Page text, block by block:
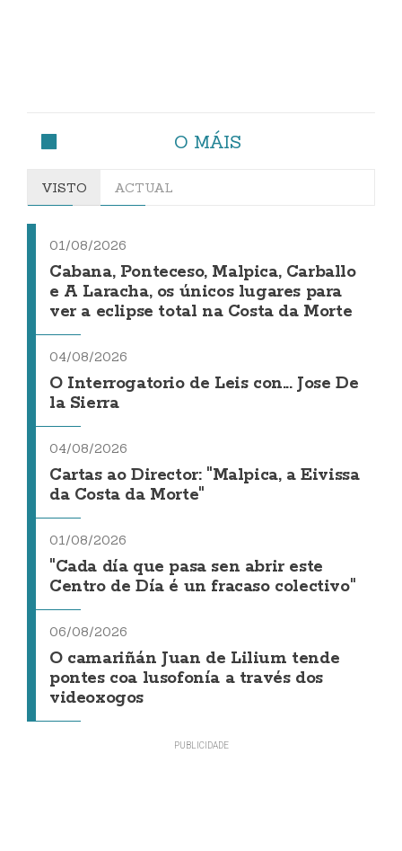
O MÁIS
VISTO ACTUAL
01/08/2026
Cabana, Ponteceso, Malpica, Carballo
e A Laracha, os únicos lugares para
ver a eclipse total na Costa da Morte
04/08/2026
O Interrogatorio de Leis con... Jose De
la Sierra
04/08/2026
Cartas ao Director: "Malpica, a Eivissa
da Costa da Morte"
01/08/2026
"Cada día que pasa sen abrir este
Centro de Día é un fracaso colectivo"
06/08/2026
O camariñán Juan de Lilium tende
pontes coa lusofonía a través dos
videoxogos